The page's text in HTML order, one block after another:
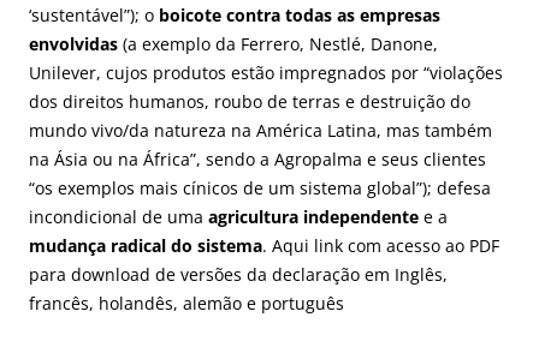
‘sustentável”); o boicote contra todas as empresas
envolvidas (a exemplo da Ferrero, Nestlé, Danone,
Unilever, cujos produtos estão impregnados por “violações
dos direitos humanos, roubo de terras e destruição do
mundo vivo/da natureza na América Latina, mas também
na Ásia ou na África”, sendo a Agropalma e seus clientes
“os exemplos mais cínicos de um sistema global”); defesa
incondicional de uma agricultura independente e a
mudança radical do sistema. Aqui link com acesso ao PDF
para download de versões da declaração em Inglês,
francês, holandês, alemão e português